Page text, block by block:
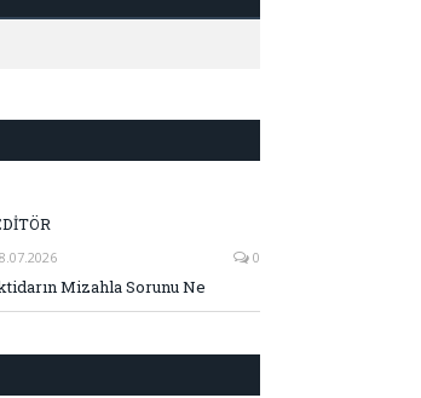
0
Mizahla Sorunu Ne